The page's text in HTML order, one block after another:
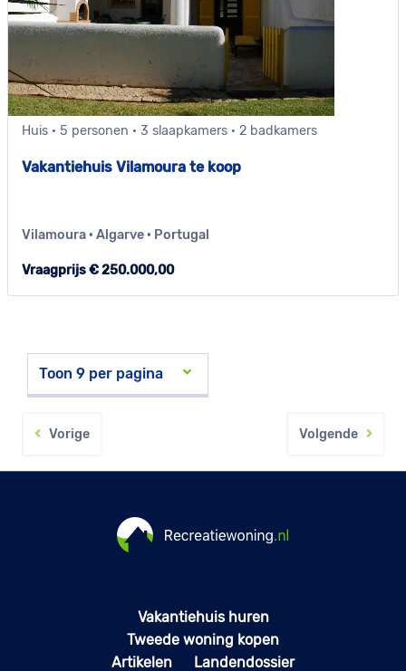
Huis · 5 personen · 3 slaapkamers · 2 badkamers
Vakantiehuis Vilamoura te koop
Vilamoura · Algarve · Portugal
Vraagprijs € 250.000,00
Vorige Volgende
Vakantiehuis huren
Tweede woning kopen
Artikelen
Landendossier